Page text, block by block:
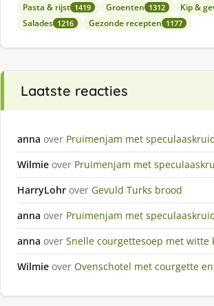
Pasta & rijst 1419 Groenten 1312 Kip &
Salades 1216 Gezonde recepten 1177
Laatste reacties
anna over Pruimenjam met
Wilmie over Pruimenjam met
HarryLohr over Gevuld Turks brood
anna over Pruimenjam met
anna over Snelle courgettesoep met witte
Wilmie over Ovenschotel met courgette